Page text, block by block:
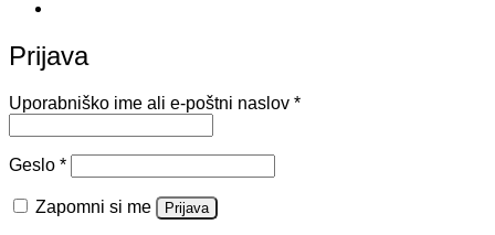
Prijava
Uporabniško ime ali e-poštni naslov *Zahtevano
Geslo *Zahtevano
Zapomni si me Prijava